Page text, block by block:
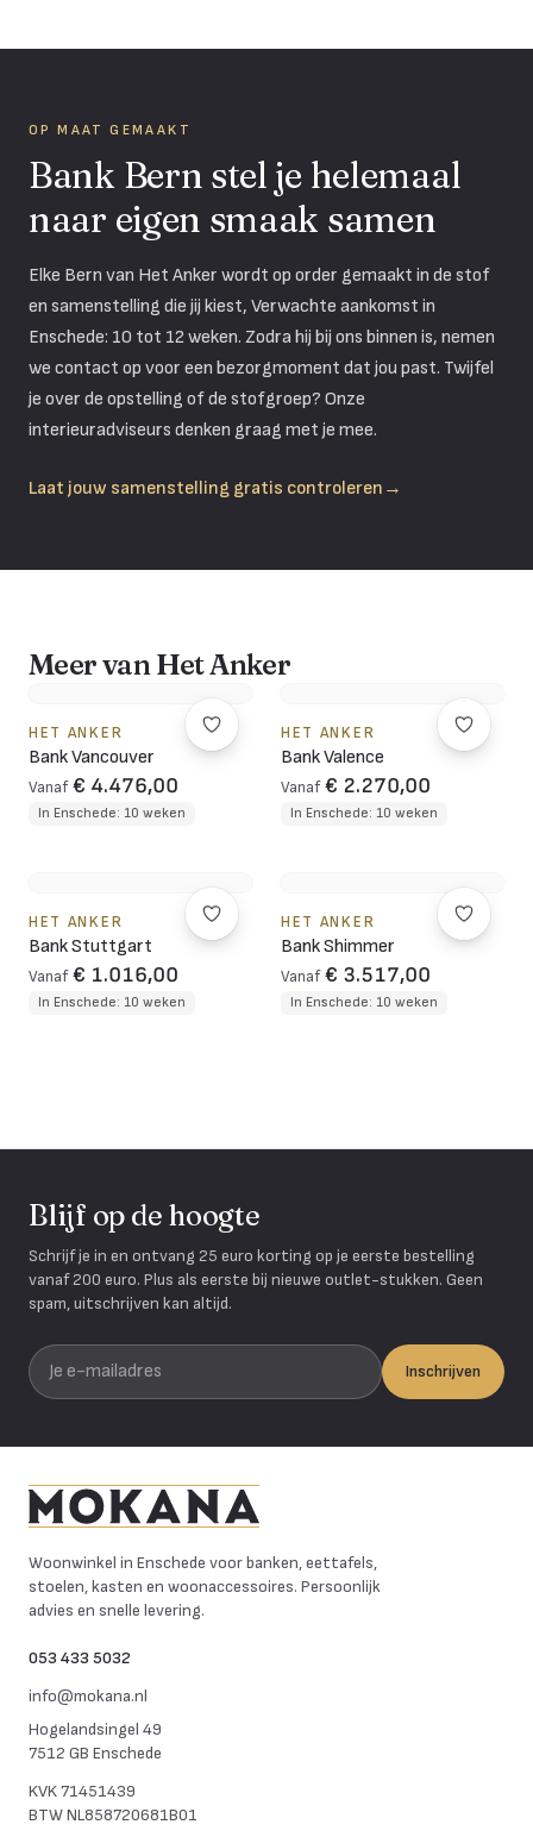
OP MAAT GEMAAKT
Bank Bern stel je helemaal
naar eigen smaak samen
Elke Bern van Het Anker wordt op order gemaakt in de stof
en samenstelling die jij kiest, Verwachte aankomst in
Enschede: 10 tot 12 weken. Zodra hij bij ons binnen is, nemen
we contact op voor een bezorgmoment dat jou past. Twijfel
je over de opstelling of de stofgroep? Onze
interieuradviseurs denken graag met je mee.
Laat jouw samenstelling gratis controleren →
Meer van Het Anker
HET ANKER
Bank Vancouver
Vanaf € 4.476,00
In Enschede: 10 weken
HET ANKER
Bank Valence
Vanaf € 2.270,00
In Enschede: 10 weken
HET ANKER
Bank Stuttgart
Vanaf € 1.016,00
In Enschede: 10 weken
HET ANKER
Bank Shimmer
Vanaf € 3.517,00
In Enschede: 10 weken
Blijf op de hoogte
Schrijf je in en ontvang 25 euro korting op je eerste bestelling
vanaf 200 euro. Plus als eerste bij nieuwe outlet-stukken. Geen
spam, uitschrijven kan altijd.
Je e-mailadres
Inschrijven
Woonwinkel in Enschede voor banken, eettafels,
stoelen, kasten en woonaccessoires. Persoonlijk
advies en snelle levering.
053 433 5032
info@mokana.nl
Hogelandsingel 49
7512 GB Enschede
KVK71451439
BTWNL858720681B01